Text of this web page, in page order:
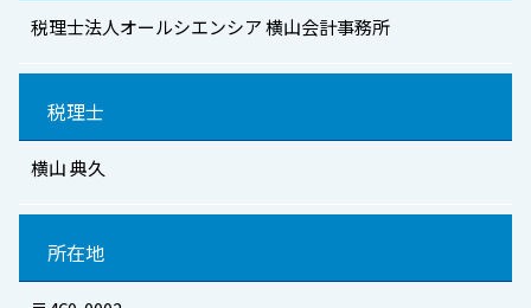
税理士法人オールシエンシア 横山会計事務所
税理士
横山 典久
所在地